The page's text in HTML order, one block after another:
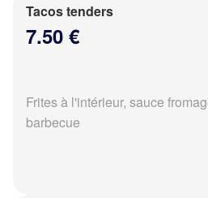
Tacos tenders
7.50 €
Frites à l'intérieur, sauce
barbecue